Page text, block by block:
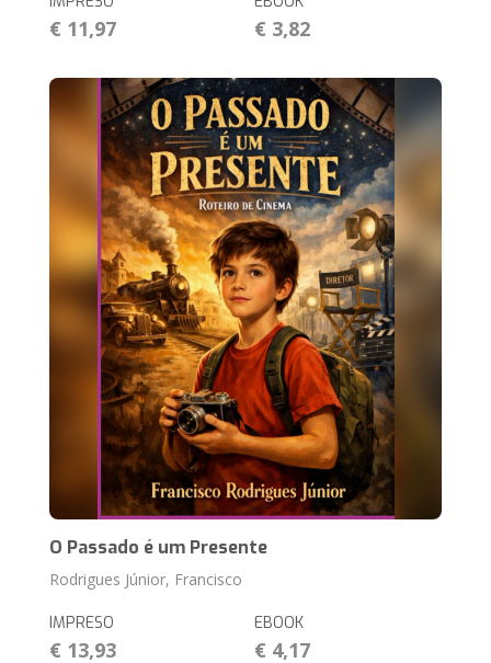
€ 11,97 € 3,82
O Passado é um Presente
Rodrigues Júnior, Francisco
IMPRESO
€ 13,93
EBOOK
€ 4,17